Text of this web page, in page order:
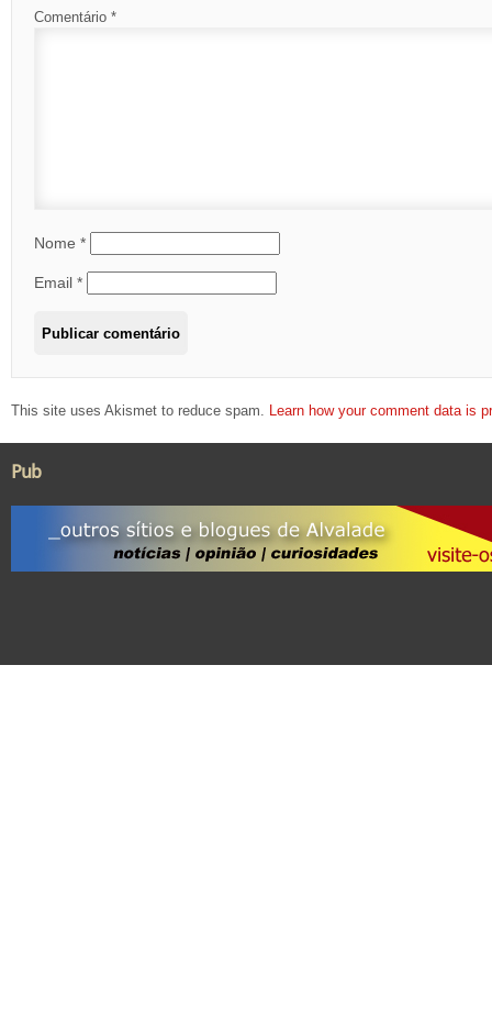
Comentário *
Nome *
Email *
This site uses Akismet to reduce spam. Learn how your comment data is
Pub